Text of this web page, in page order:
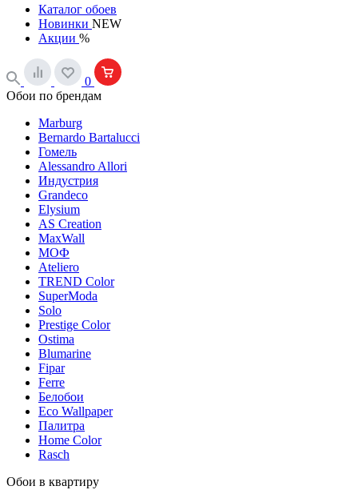
Каталог обоев
Новинки NEW
Акции %
0
Обои по брендам
Marburg
Bernardo Bartalucci
Гомель
Alessandro Allori
Индустрия
Grandeco
Elysium
AS Creation
MaxWall
МОФ
Ateliero
TREND Color
SuperModa
Solo
Prestige Color
Ostima
Blumarine
Fipar
Ferre
Белобои
Eco Wallpaper
Палитра
Home Color
Rasch
Обои в квартиру